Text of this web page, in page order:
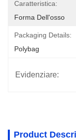
Caratteristica:
Forma Dell'osso
Packaging Details:
Polybag
Evidenziare:
Product